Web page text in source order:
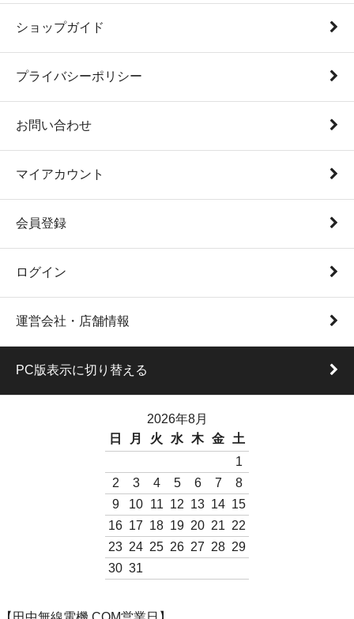
ショップガイド
プライバシーポリシー
お問い合わせ
マイアカウント
会員登録
ログイン
運営会社・店舗情報
PC版表示に切り替える
2026年8月
日
月 火 水 木 金
土
1
2
3 4 5 6 7
8
9
10 11 12 13 14 15
16 17 18 19 20 21 22
23 24 25 26 27 28 29
30 31